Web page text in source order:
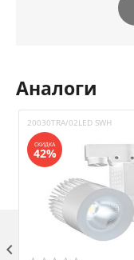
Аналоги
20030TRA/02LED SWH
СКИДКА
42%
